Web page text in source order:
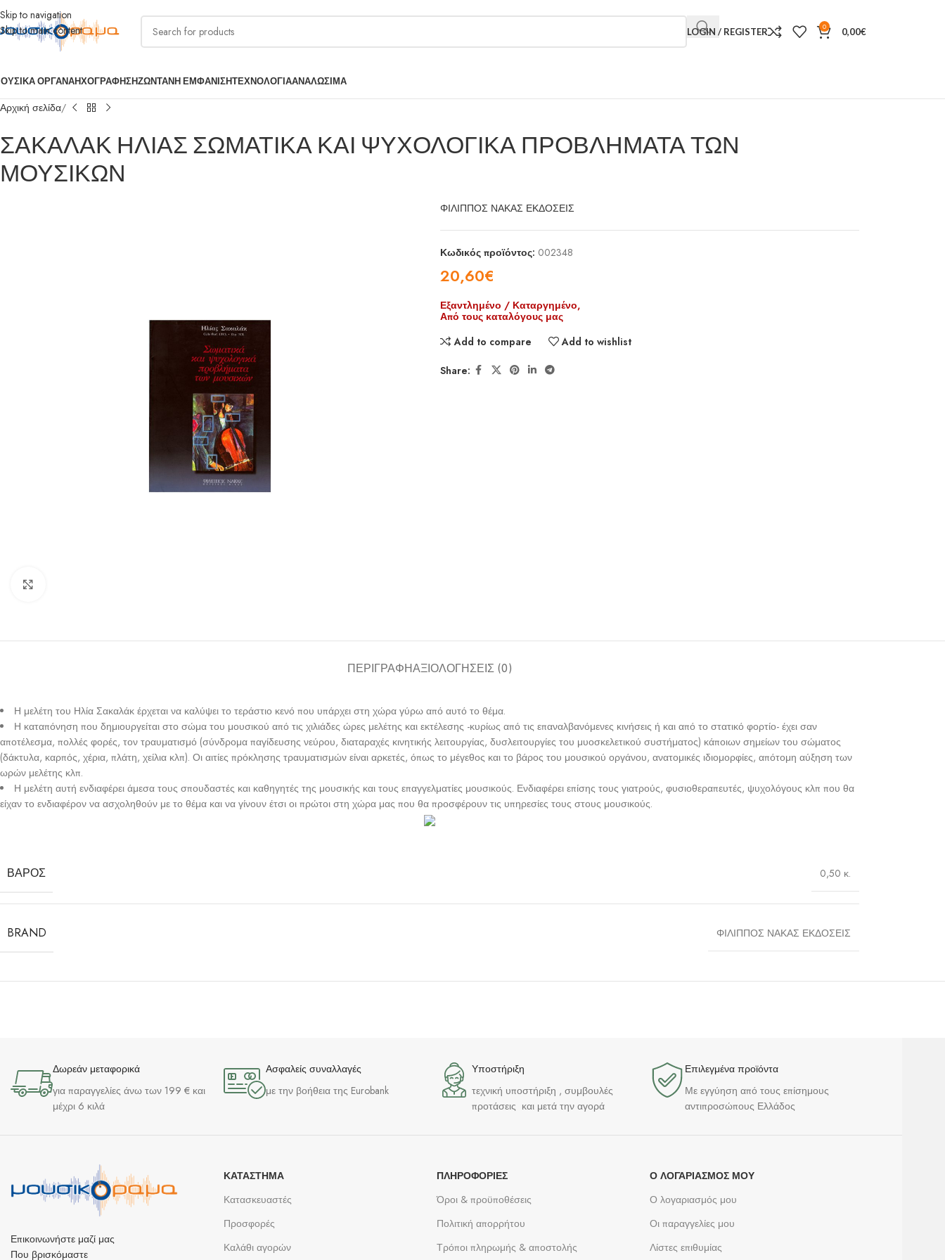
Skip to navigation
Skip to main content
LOGIN / REGISTER 0 0,00€
ΟΡΓΑΝΑΗΧΟΓΡΑΦΗΣΗΖΩΝΤΑΝΗ ΕΜΦΑΝΙΣΗΤΕΧΝΟΛΟΓΙΑΑΝΑΛΩΣΙΜΑ
Αρχική σελίδα
ΣΑΚΑΛΑΚ ΗΛΙΑΣ ΣΩΜΑΤΙΚΑ ΚΑΙ ΨΥΧΟΛΟΓΙΚΑ ΠΡΟΒΛΗΜΑΤΑ ΤΩΝ
ΜΟΥΣΙΚΩΝ
ΦΙΛΙΠΠΟΣ ΝΑΚΑΣ ΕΚΔΟΣΕΙΣ
Κωδικός προϊόντος: 002348
20,60€
Εξαντλημένο / Καταργημένο,
Από τους καταλόγους μας
Add to compare
Add to wishlist
Share:
ΠΕΡΙΓΡΑΦΉΑΞΙΟΛΟΓΉΣΕΙΣ (0)
Η μελέτη του Ηλία Σακαλάκ έρχεται να καλύψει το τεράστιο κενό που υπάρχει στη χώρα γύρω από αυτό το θέμα.
Η καταπόνηση που δημιουργείται στο σώμα του μουσικού από τις χιλιάδες ώρες μελέτης και εκτέλεσης -κυρίως από τις επαναλβανόμενες κινήσεις ή και από το στατικό φορτίο- έχει σαν
αποτέλεσμα, πολλές φορές, τον τραυματισμό (σύνδρομα παγίδευσης νεύρου, διαταραχές κινητικής λειτουργίας, δυσλειτουργίες του μυοσκελετικού συστήματος) κάποιων σημείων του σώματος
(δάκτυλα, καρπός, χέρια, πλάτη, χείλια κλπ). Οι αιτίες πρόκλησης τραυματισμών είναι αρκετές, όπως το μέγεθος και το βάρος του μουσικού οργάνου, ανατομικές ιδιομορφίες, απότομη αύξηση των
ωρών μελέτης κλπ.
Η μελέτη αυτή ενδιαφέρει άμεσα τους σπουδαστές και καθηγητές της μουσικής και τους επαγγελματίες μουσικούς. Ενδιαφέρει επίσης τους γιατρούς, φυσιοθεραπευτές, ψυχολόγους κλπ που θα
είχαν το ενδιαφέρον να ασχοληθούν με το θέμα και να γίνουν έτσι οι πρώτοι στη χώρα μας που θα προσφέρουν τις υπηρεσίες τους στους μουσικούς.
ΒΆΡΟΣ 0,50 κ.
BRAND ΦΙΛΙΠΠΟΣ ΝΑΚΑΣ ΕΚΔΟΣΕΙΣ
Δωρεάν μεταφορικά
για παραγγελίες άνω των 199 € και
μέχρι 6 κιλά
Ασφαλείς συναλλαγές
με την βοήθεια της Eurobank
Υποστήριξη
τεχνική υποστήριξη , συμβουλές
προτάσεις και μετά την αγορά
Επιλεγμένα προϊόντα​
Με εγγύηση από τους επίσημους
αντιπροσώπους Ελλάδος
Επικοινωνήστε μαζί μας
Που βρισκόμαστε
ΚΑΤΆΣΤΗΜΑ
Κατασκευαστές
Προσφορές
Καλάθι αγορών
ΠΛΗΡΟΦΟΡΊΕΣ
Όροι & προϋποθέσεις
Πολιτική απορρήτου
Τρόποι πληρωμής & αποστολής
Ο ΛΟΓΑΡΙΑΣΜΌΣ ΜΟΥ
Ο λογαριασμός μου
Οι παραγγελίες μου
Λίστες επιθυμίας